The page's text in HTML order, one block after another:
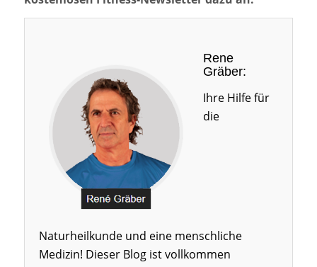
Rene
Gräber:
Ihre Hilfe für
die
Naturheilkunde und eine menschliche
Medizin! Dieser Blog ist vollkommen